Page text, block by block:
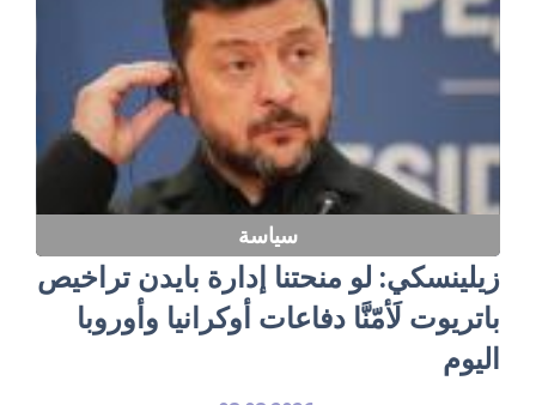
سياسة
زيلينسكي: لو منحتنا إدارة بايدن تراخيص
باتريوت لَأمّنَّا دفاعات أوكرانيا وأوروبا
اليوم